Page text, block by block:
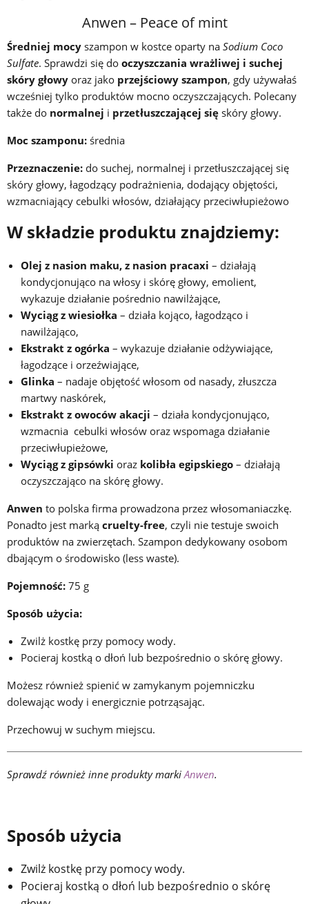
Anwen – Peace of mint
Średniej mocy szampon w kostce oparty na Sodium Coco
Sulfate. Sprawdzi się do oczyszczania wrażliwej i suchej
skóry głowy oraz jako przejściowy szampon, gdy używałaś
wcześniej tylko produktów mocno oczyszczających. Polecany
także do normalnej i przetłuszczającej się skóry głowy.
Moc szamponu: średnia
Przeznaczenie: do suchej, normalnej i przetłuszczającej się
skóry głowy, łagodzący podrażnienia, dodający objętości,
wzmacniający cebulki włosów, działający przeciwłupieżowo
W składzie produktu znajdziemy:
Olej z nasion maku, z nasion pracaxi – działają
kondycjonująco na włosy i skórę głowy, emolient,
wykazuje działanie pośrednio nawilżające,
Wyciąg z wiesiołka – działa kojąco, łagodząco i
nawilżająco,
Ekstrakt z ogórka – wykazuje działanie odżywiające,
łagodzące i orzeźwiające,
Glinka – nadaje objętość włosom od nasady, złuszcza
martwy naskórek,
Ekstrakt z owoców akacji – działa kondycjonująco,
wzmacnia cebulki włosów oraz wspomaga działanie
przeciwłupieżowe,
Wyciąg z gipsówki oraz kolibła egipskiego – działają
oczyszczająco na skórę głowy.
Anwen to polska firma prowadzona przez włosomaniaczkę.
Ponadto jest marką cruelty-free, czyli nie testuje swoich
produktów na zwierzętach. Szampon dedykowany osobom
dbającym o środowisko (less waste).
Pojemność: 75 g
Sposób użycia:
Zwilż kostkę przy pomocy wody.
Pocieraj kostką o dłoń lub bezpośrednio o skórę głowy.
Możesz również spienić w zamykanym pojemniczku
dolewając wody i energicznie potrząsając.
Przechowuj w suchym miejscu.
Sprawdź również inne produkty markiAnwen.
Sposób użycia
Zwilż kostkę przy pomocy wody.
Pocieraj kostką o dłoń lub bezpośrednio o skórę